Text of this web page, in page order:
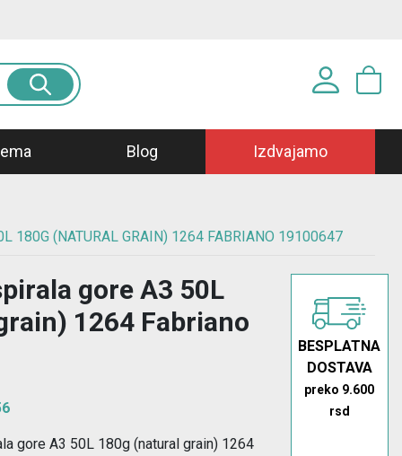
Lozinka*
PRIJAVA
Zaboravljena lozinka?
Blog Izdvajamo
180G (NATURAL GRAIN) 1264 FABRIANO 19100647
gore A3 50L
1264 Fabriano
gore A3 50L 180g (natural grain) 1264
BESPLATNA
DOSTAVA
preko 9.600
rsd